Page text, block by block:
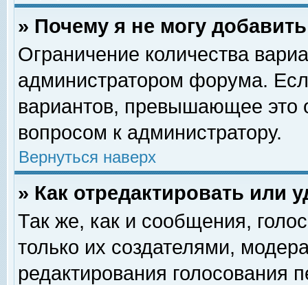
» Почему я не могу
Ограничение количества
администратором форума.
вариантов, превышающее это
вопросом к администратору.
Вернуться наверх
» Как отредактировать или
Так же, как и сообщения,
только их создателями,
редактирования голосования